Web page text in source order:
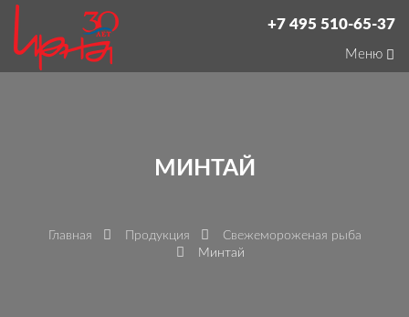
+7 495 510-65-37
Меню
МИНТАЙ
Главная Продукция
Свежемороженая рыба
Минтай